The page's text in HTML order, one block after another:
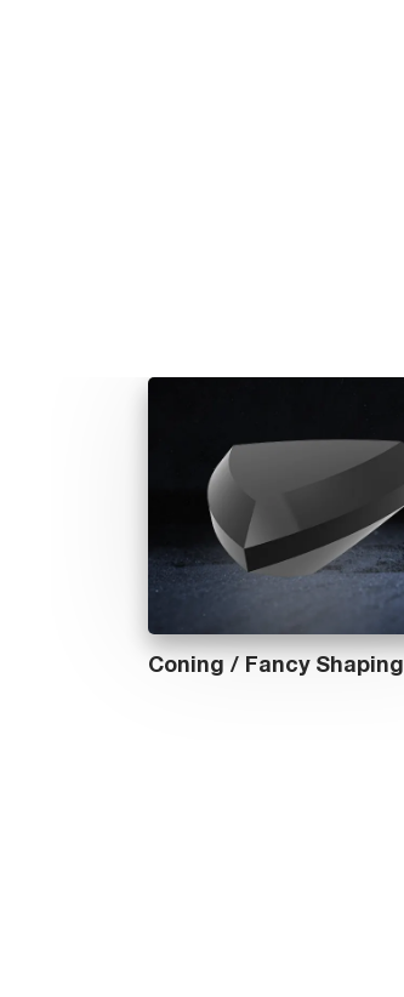
Coning / Fancy Shaping